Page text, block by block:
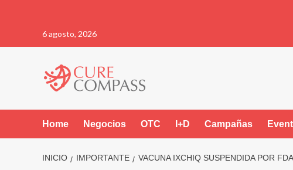
6 agosto, 2026
Home Negocios OTC I+D Campañas
INICIO IMPORTANTE VACUNA IXCHIQ SUSPENDIDA POR